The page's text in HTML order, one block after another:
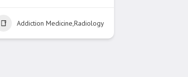
Addiction Medicine,Radiology